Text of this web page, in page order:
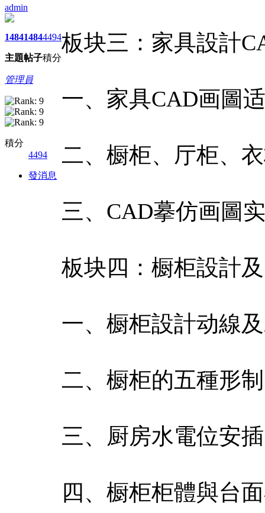
admin
1484
主題
1484
帖子
4494
積分
管理員
積分
4494
發消息
板块三：家具設計
一、家具CAD画圖
二、橱柜、厅柜、
三、CAD摹仿画圖
板块四：橱柜設計
一、橱柜設計动線
二、橱柜的五種形制
三、厨房水電位安插
四、橱柜柜體與台